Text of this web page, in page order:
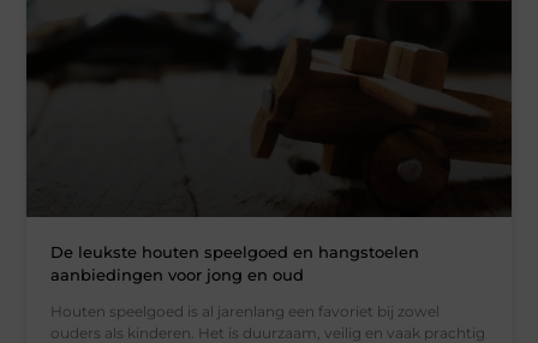
De leukste houten speelgoed en hangstoelen
aanbiedingen voor jong en oud
Houten speelgoed is al jarenlang een favoriet bij zowel
ouders als kinderen. Het is duurzaam, veilig en vaak prachtig